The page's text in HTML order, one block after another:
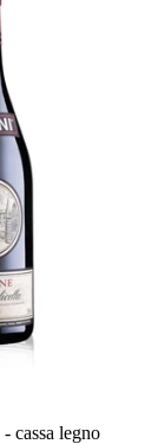
cassa legno